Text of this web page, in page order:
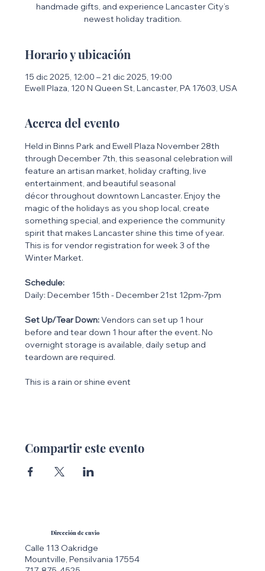
handmade gifts, and experience Lancaster City’s
newest holiday tradition.
Horario y ubicación
15 dic 2025, 12:00 – 21 dic 2025, 19:00
Ewell Plaza, 120 N Queen St, Lancaster, PA 17603, USA
Acerca del evento
Held in Binns Park and Ewell Plaza November 28th
through December 7th, this seasonal celebration will
feature an artisan market, holiday crafting, live
entertainment, and beautiful seasonal
décor throughout downtown Lancaster. Enjoy the
magic of the holidays as you shop local, create
something special, and experience the community
spirit that makes Lancaster shine this time of year.
This is for vendor registration for week 3 of the
Winter Market.
Schedule:
Daily: December 15th - December 21st 12pm-7pm
Set Up/Tear Down: Vendors can set up 1 hour
before and tear down 1 hour after the event. No
overnight storage is available, daily setup and
teardown are required.
This is a rain or shine event
Compartir este evento
Dirección de envio
Calle 113 Oakridge
Mountville, Pensilvania 17554